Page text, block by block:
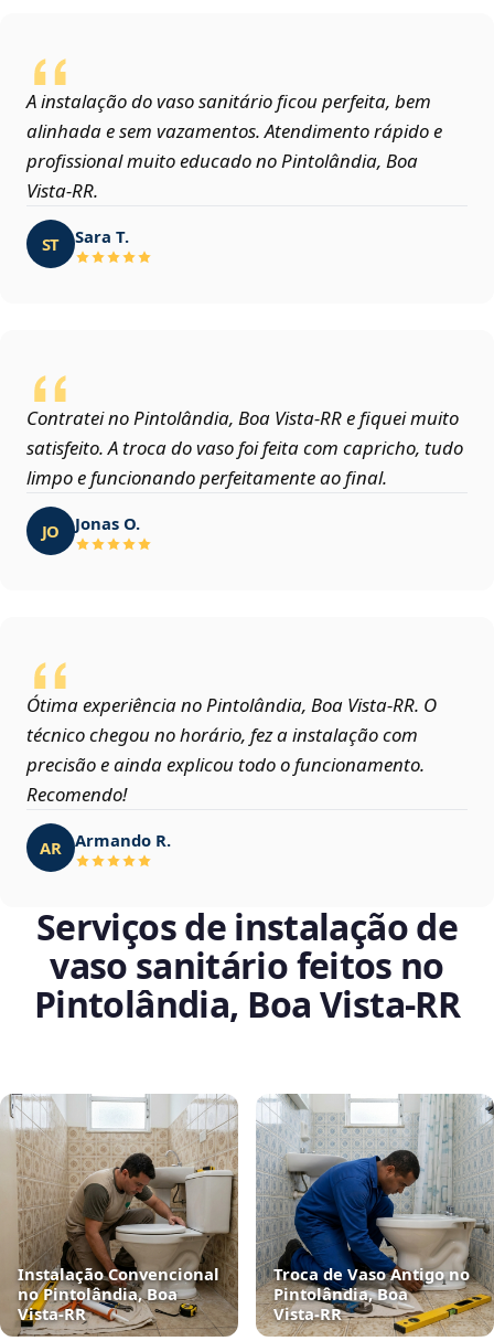
A instalação do vaso sanitário ficou perfeita, bem
alinhada e sem vazamentos. Atendimento rápido e
profissional muito educado no Pintolândia, Boa
Vista‑RR.
ST Sara T.
Contratei no Pintolândia, Boa Vista‑RR e fiquei muito
satisfeito. A troca do vaso foi feita com capricho, tudo
limpo e funcionando perfeitamente ao final.
JO Jonas O.
Ótima experiência no Pintolândia, Boa Vista‑RR. O
técnico chegou no horário, fez a instalação com
precisão e ainda explicou todo o funcionamento.
Recomendo!
AR Armando R.
Serviços de instalação de
vaso sanitário feitos no
Pintolândia, Boa Vista‑RR
Instalação Convencional
no Pintolândia, Boa
Vista‑RR
Troca de Vaso Antigo no
Pintolândia, Boa
Vista‑RR